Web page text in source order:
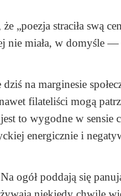
„poezja straciła swą
nie miała, w domyśle —
na marginesie
filateliści mogą
to wygodne w sensie
energicznie i
ogół poddają się